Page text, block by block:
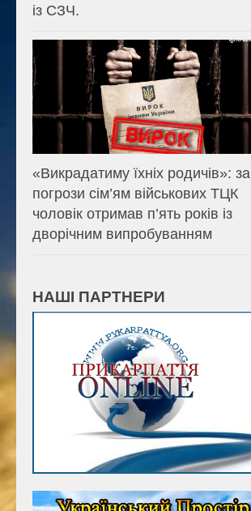
із СЗЧ.
«Викрадатиму їхніх родичів»: за
погрози сім’ям військових ТЦК
чоловік отримав п’ять років із
дворічним випробуванням
НАШІ ПАРТНЕРИ